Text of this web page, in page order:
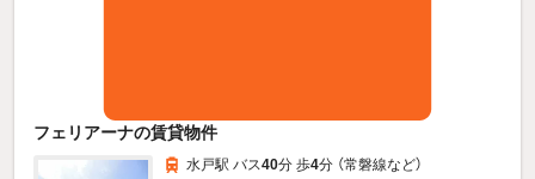
フェリアーナの賃貸物件
水戸駅 バス40分 歩4分 （常磐線など）